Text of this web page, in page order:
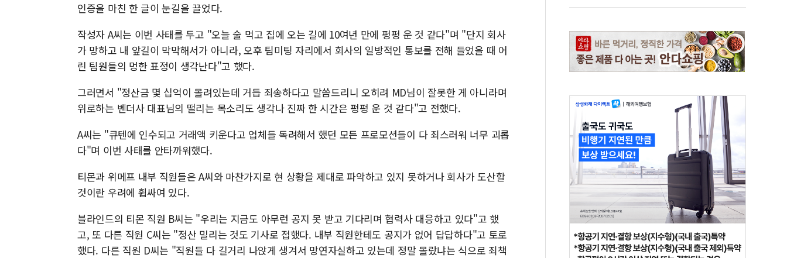
인증을 마친 한 글이 눈길을 끌었다.
작성자 A씨는 이번 사태를 두고 "오늘 술 먹고 집에 오는 길에 10여년 만에 펑펑 운 것 같다"며 "단지 회사
가 망하고 내 앞길이 막막해서가 아니라, 오후 팀미팅 자리에서 회사의 일방적인 통보를 전해 들었을 때 어
린 팀원들의 멍한 표정이 생각난다"고 했다.
그러면서 "정산금 몇 십억이 몰려있는데 거듭 죄송하다고 말씀드리니 오히려 MD님이 잘못한 게 아니라며
위로하는 벤더사 대표님의 떨리는 목소리도 생각나 진짜 한 시간은 펑펑 운 것 같다"고 전했다.
A씨는 "큐텐에 인수되고 거래액 키운다고 업체들 독려해서 했던 모든 프로모션들이 다 죄스러워 너무 괴롭
다"며 이번 사태를 안타까워했다.
티몬과 위메프 내부 직원들은 A씨와 마찬가지로 현 상황을 제대로 파악하고 있지 못하거나 회사가 도산할
것이란 우려에 휩싸여 있다.
블라인드의 티몬 직원 B씨는 "우리는 지금도 아무런 공지 못 받고 기다리며 협력사 대응하고 있다"고 했
고, 또 다른 직원 C씨는 "정산 밀리는 것도 기사로 접했다. 내부 직원한테도 공지가 없어 답답하다"고 토로
했다. 다른 직원 D씨는 "직원들 다 길거리 나앉게 생겨서 망연자실하고 있는데 정말 몰랐냐는 식으로 죄책